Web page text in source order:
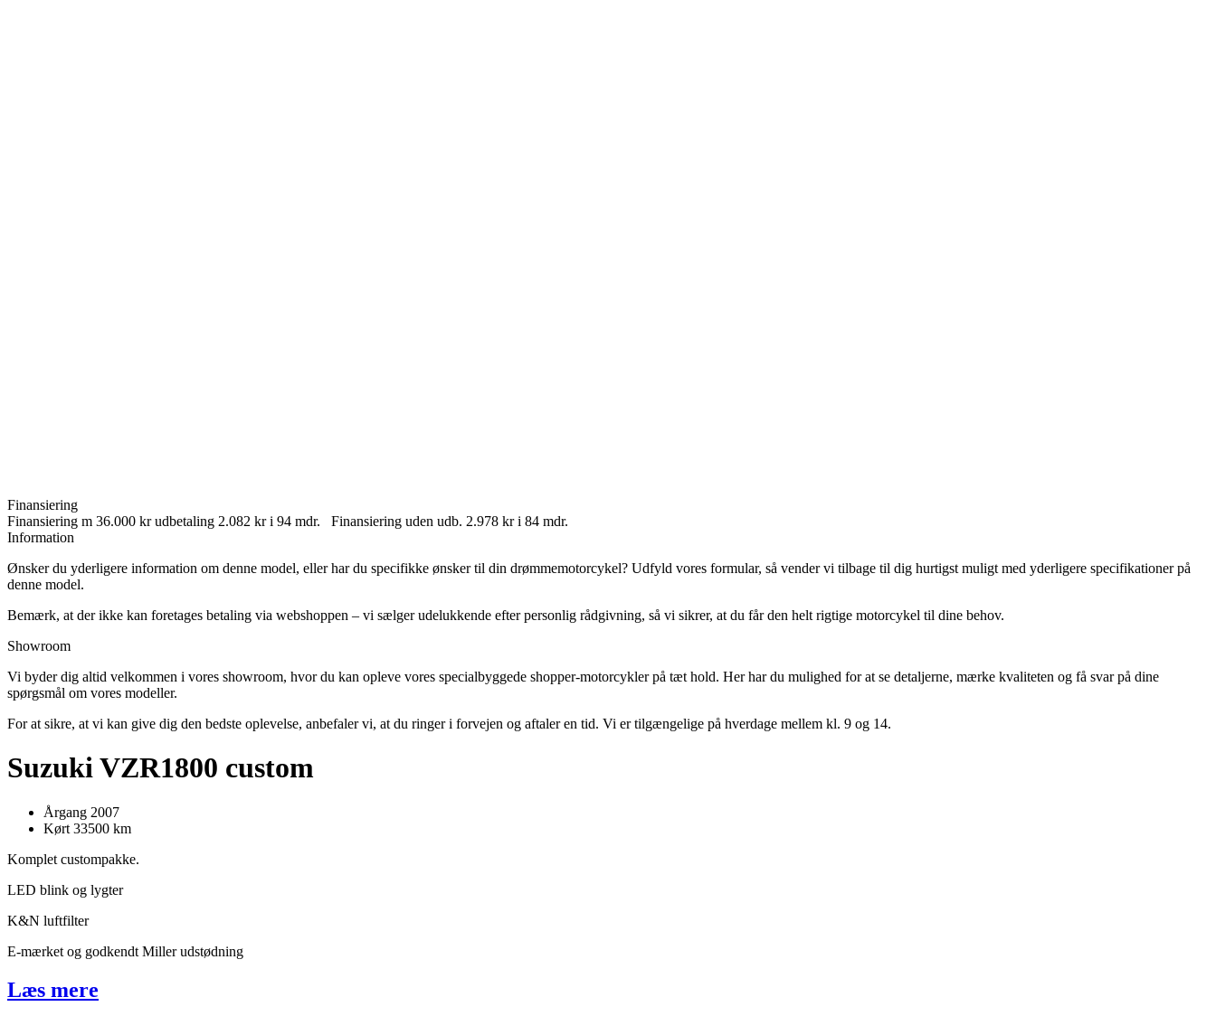
Finansiering
Finansiering m 36.000 kr udbetaling 2.082 kr i 94 mdr. Finansiering uden udb. 2.978 kr i 84 mdr.
Information
Ønsker du yderligere information om denne model, eller har du specifikke ønsker til din drømmemotorcykel? Udfyld vores formular, så vender vi tilbage til dig hurtigst muligt med yderligere specifikationer på
denne model.
Bemærk, at der ikke kan foretages betaling via webshoppen – vi sælger udelukkende efter personlig rådgivning, så vi sikrer, at du får den helt rigtige motorcykel til dine behov.
Showroom
Vi byder dig altid velkommen i vores showroom, hvor du kan opleve vores specialbyggede shopper-motorcykler på tæt hold. Her har du mulighed for at se detaljerne, mærke kvaliteten og få svar på dine
spørgsmål om vores modeller.
For at sikre, at vi kan give dig den bedste oplevelse, anbefaler vi, at du ringer i forvejen og aftaler en tid. Vi er tilgængelige på hverdage mellem kl. 9 og 14.
Suzuki VZR1800 custom
Årgang 2007
Kørt 33500 km
Komplet custompakke.
LED blink og lygter
K&N luftfilter
E-mærket og godkendt Miller udstødning
Læs mere